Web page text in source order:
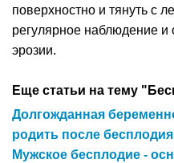
поверхностно и тянуть с
регулярное наблюдение
эрозии.
Еще статьи на тему
Долгожданная
родить после
Мужское бесплодие -